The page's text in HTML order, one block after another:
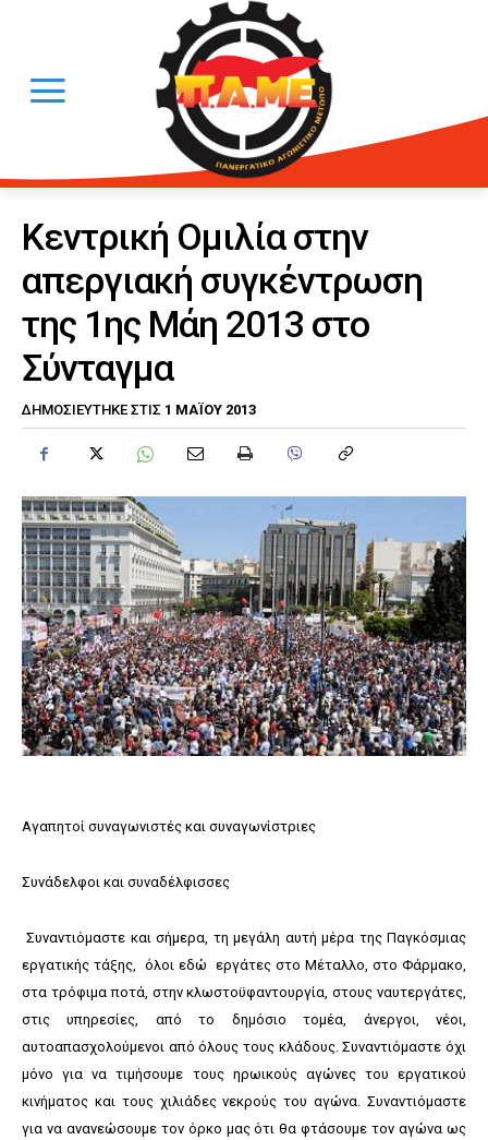
Κεντρική Ομιλία στην
απεργιακή συγκέντρωση
της 1ης Μάη 2013 στο
Σύνταγμα
ΔΗΜΟΣΙΕΎΤΗΚΕ ΣΤΙΣ 1 ΜΑΪ́ΟΥ 2013
Αγαπητοί συναγωνιστές και συναγωνίστριες
Συνάδελφοι και συναδέλφισσες
Συναντιόμαστε και σήμερα, τη μεγάλη αυτή μέρα της Παγκόσμιας
εργατικής τάξης, όλοι εδώ εργάτες στο Μέταλλο, στο Φάρμακο,
στα τρόφιμα ποτά, στην κλωστοϋφαντουργία, στους ναυτεργάτες,
στις υπηρεσίες, από το δημόσιο τομέα, άνεργοι, νέοι,
αυτοαπασχολούμενοι από όλους τους κλάδους. Συναντιόμαστε όχι
μόνο για να τιμήσουμε τους ηρωικούς αγώνες του εργατικού
κινήματος και τους χιλιάδες νεκρούς του αγώνα. Συναντιόμαστε
για να ανανεώσουμε τον όρκο μας ότι θα φτάσουμε τον αγώνα ως